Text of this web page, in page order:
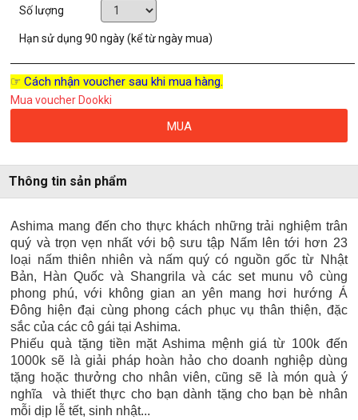
Số lượng
Hạn sử dụng90 ngày (kể từ ngày mua)
☞ Cách nhận voucher sau khi mua hàng.
Mua voucher Dookki
MUA
Thông tin sản phẩm
Ashima mang đến cho thực khách những trải nghiệm trân
quý và trọn vẹn nhất với bộ sưu tập Nấm lên tới hơn 23
loại nấm thiên nhiên và nấm quý có nguồn gốc từ Nhật
Bản, Hàn Quốc và Shangrila và các set munu vô cùng
phong phú, với không gian an yên mang hơi hướng Á
Đông hiện đại cùng phong cách phục vụ thân thiện, đặc
sắc của các cô gái tại Ashima.
Phiếu quà tặng tiền mặt Ashima mệnh giá từ 100k đến
1000k sẽ là giải pháp hoàn hảo cho doanh nghiệp dùng
tặng hoặc thưởng cho nhân viên, cũng sẽ là món quà ý
nghĩa và thiết thực cho bạn dành tặng cho bạn bè nhân
mỗi dịp lễ tết, sinh nhật...